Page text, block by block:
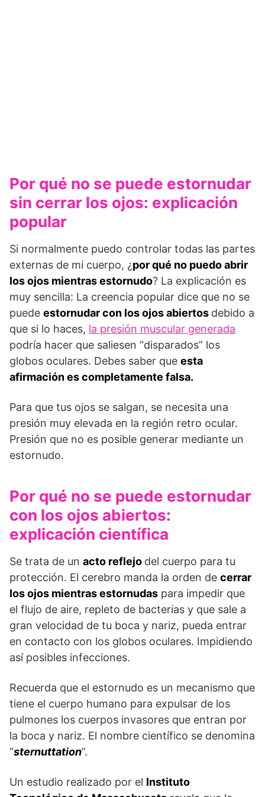
Por qué no se puede estornudar
sin cerrar los ojos: explicación
popular
Si normalmente puedo controlar todas las partes
externas de mi cuerpo, ¿por qué no puedo abrir
los ojos mientras estornudo? La explicación es
muy sencilla: La creencia popular dice que no se
puede estornudar con los ojos abiertos debido a
que si lo haces, la presión muscular generada
podría hacer que saliesen “disparados” los
globos oculares. Debes saber que esta
afirmación es completamente falsa.
Para que tus ojos se salgan, se necesita una
presión muy elevada en la región retro ocular.
Presión que no es posible generar mediante un
estornudo.
Por qué no se puede estornudar
con los ojos abiertos:
explicación científica
Se trata de un acto reflejo del cuerpo para tu
protección. El cerebro manda la orden de cerrar
los ojos mientras estornudas para impedir que
el flujo de aire, repleto de bacterias y que sale a
gran velocidad de tu boca y nariz, pueda entrar
en contacto con los globos oculares. Impidiendo
así posibles infecciones.
Recuerda que el estornudo es un mecanismo que
tiene el cuerpo humano para expulsar de los
pulmones los cuerpos invasores que entran por
la boca y nariz. El nombre científico se denomina
“sternuttation”.
Un estudio realizado por el Instituto